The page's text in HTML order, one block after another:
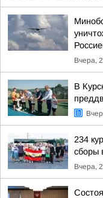
Вчера,
В
234
сборы
Вчера,